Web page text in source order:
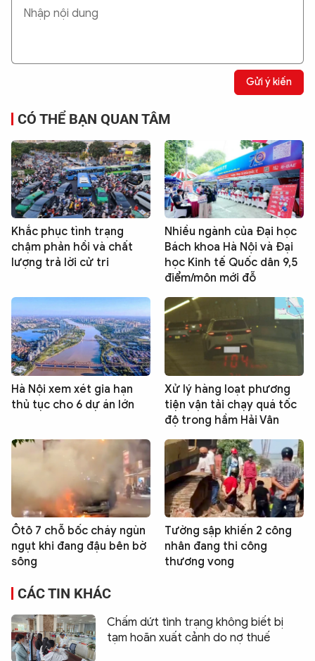
Gửi ý kiến
CÓ THỂ BẠN QUAN TÂM
Khắc phục tình trạng
chậm phản hồi và chất
lượng trả lời cử tri
Nhiều ngành của Đại học
Bách khoa Hà Nội và Đại
học Kinh tế Quốc dân 9,5
điểm/môn mới đỗ
Hà Nội xem xét gia hạn
thủ tục cho 6 dự án lớn
Xử lý hàng loạt phương
tiện vận tải chạy quá tốc
độ trong hầm Hải Vân
Ôtô 7 chỗ bốc cháy ngùn
ngụt khi đang đậu bên bờ
sông
Tường sập khiến 2 công
nhân đang thi công
thương vong
CÁC TIN KHÁC
Chấm dứt tình trạng không biết bị
tạm hoãn xuất cảnh do nợ thuế